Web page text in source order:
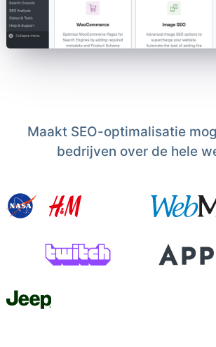
Maakt SEO-optimalisatie
bedrijven over de hele